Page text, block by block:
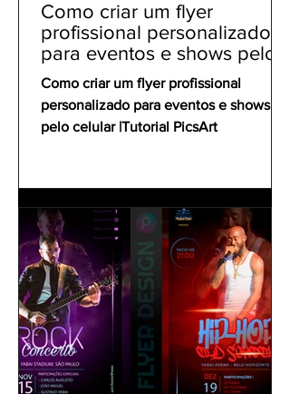
Como criar um flyer
profissional personalizado
para eventos e shows pelo
celular | Tutorial PicsArt
Como criar um flyer profissional
personalizado para eventos e shows
pelo celular |Tutorial PicsArt